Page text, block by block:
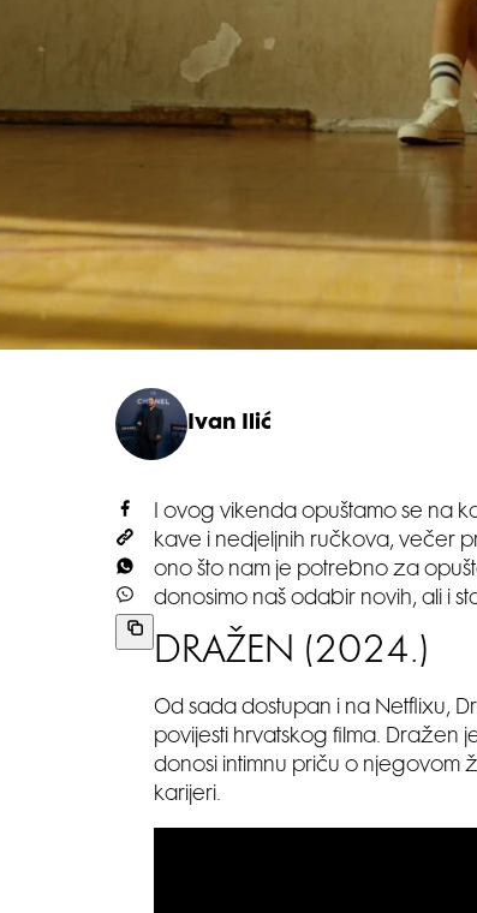
Ivan Ilić
I ovog vikenda opuštamo se na
kave i nedjeljnih ručkova, večer
ono što nam je potrebno za
donosimo naš odabir novih, ali i
DRAŽEN (2024.)
Od sada dostupan i na Netflixu,
povijesti hrvatskog filma. Dražen
donosi intimnu priču o njegovom
karijeri.